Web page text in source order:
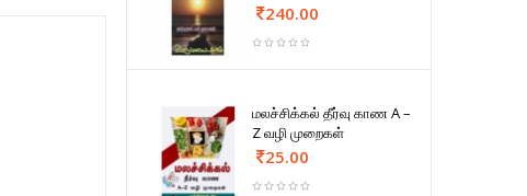
240.00
மலச்சிக்கல் தீர்வு காண A –
Z வழி முறைகள்
25.00